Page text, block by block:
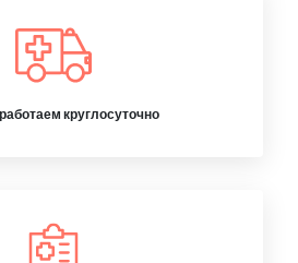
круглосуточно